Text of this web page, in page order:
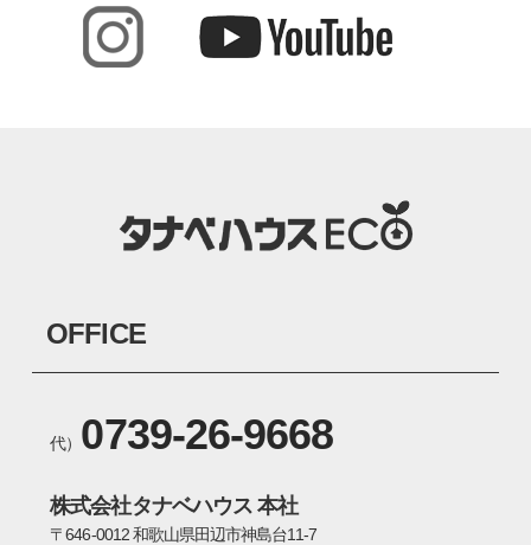
OFFICE
代） 0739-26-9668
株式会社タナベハウス 本社
〒646-0012 和歌山県田辺市神島台11-7